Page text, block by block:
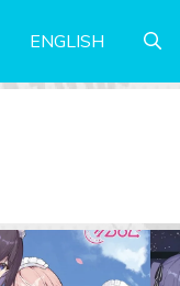
ENGLISH